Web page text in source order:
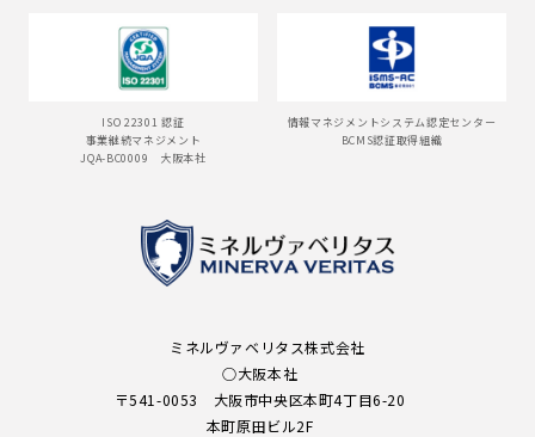
ISO 22301 認証
事業継続マネジメント
JQA-BC0009 大阪本社
情報マネジメントシステム認定センター
BCMS認証取得組織
ミネルヴァベリタス株式会社
○大阪本社
〒541-0053 大阪市中央区本町4丁目6-20
本町原田ビル2F